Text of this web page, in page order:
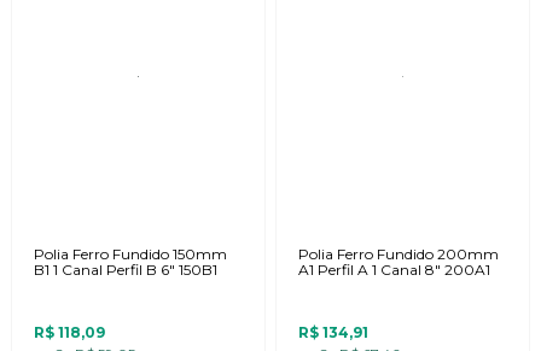
Polia Ferro Fundido 150mm
B1 1 Canal Perfil B 6" 150B1
R$ 118,09
Polia Ferro Fundido 200mm
A1 Perfil A 1 Canal 8" 200A1
R$ 134,91